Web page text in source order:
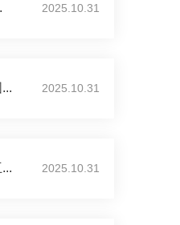
2025.10.31
2025.10.31
2025.10.31